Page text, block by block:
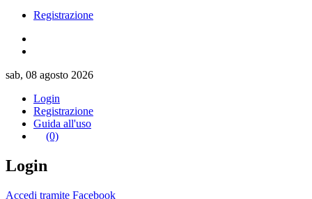
Registrazione
sab, 08 agosto 2026
Login
Registrazione
Guida all'uso
(0)
Login
Accedi tramite Facebook